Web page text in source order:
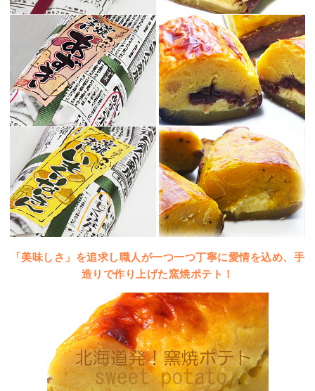
「美味しさ」を追求し職人が一つ一つ丁寧に愛情を込め、手
造りで作り上げた窯焼ポテト！